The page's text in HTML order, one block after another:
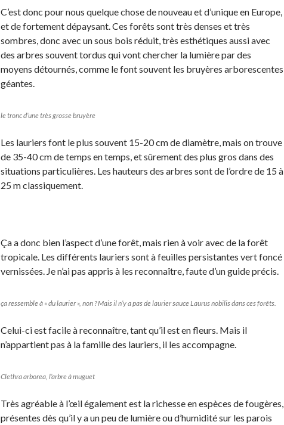
C’est donc pour nous quelque chose de nouveau et d’unique en Europe,
et de fortement dépaysant. Ces forêts sont très denses et très
sombres, donc avec un sous bois réduit, très esthétiques aussi avec
des arbres souvent tordus qui vont chercher la lumière par des
moyens détournés, comme le font souvent les bruyères arborescentes
géantes.
le tronc d’une très grosse bruyère
Les lauriers font le plus souvent 15-20 cm de diamètre, mais on trouve
de 35-40 cm de temps en temps, et sûrement des plus gros dans des
situations particulières. Les hauteurs des arbres sont de l’ordre de 15 à
25 m classiquement.
Ça a donc bien l’aspect d’une forêt, mais rien à voir avec de la forêt
tropicale. Les différents lauriers sont à feuilles persistantes vert foncé
vernissées. Je n’ai pas appris à les reconnaître, faute d’un guide précis.
ça ressemble à « du laurier », non ? Mais il n’y a pas de laurier sauce Laurus nobilis dans ces forêts.
Celui-ci est facile à reconnaître, tant qu’il est en fleurs. Mais il
n’appartient pas à la famille des lauriers, il les accompagne.
Clethra arborea, l’arbre à muguet
Très agréable à l’œil également est la richesse en espèces de fougères,
présentes dès qu’il y a un peu de lumière ou d’humidité sur les parois